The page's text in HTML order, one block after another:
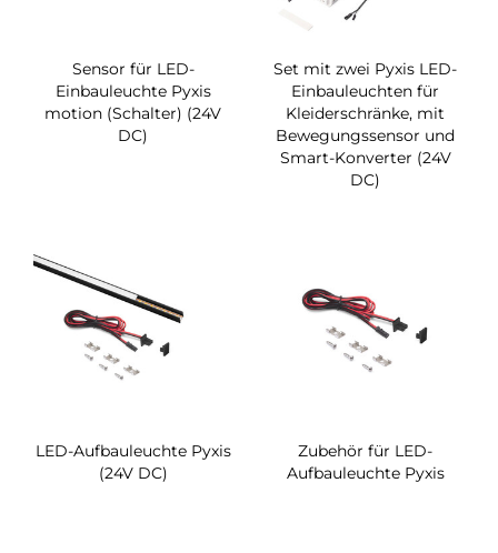
Sensor für LED-
Einbauleuchte Pyxis
motion (Schalter) (24V
DC)
Set mit zwei Pyxis LED-
Einbauleuchten für
Kleiderschränke, mit
Bewegungssensor und
Smart-Konverter (24V
DC)
LED-Aufbauleuchte Pyxis
(24V DC)
Zubehör für LED-
Aufbauleuchte Pyxis